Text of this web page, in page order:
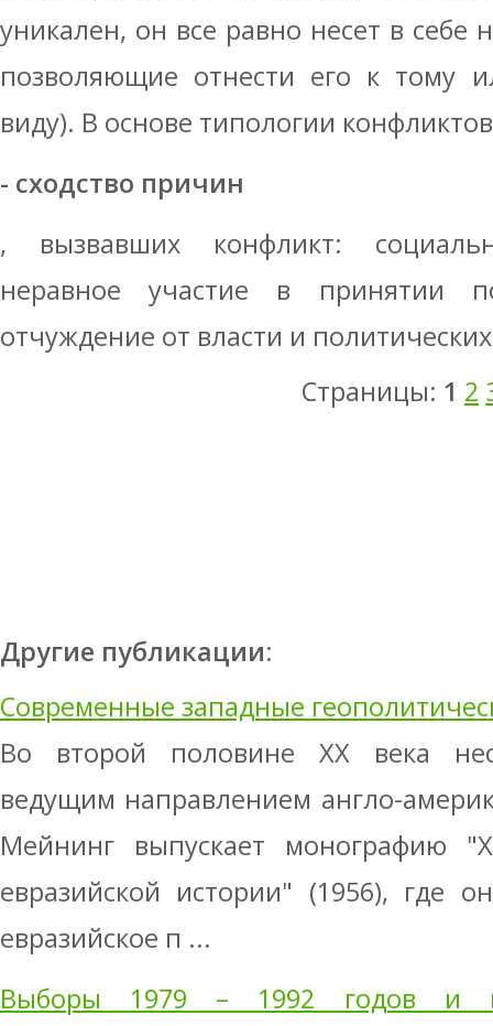
уникален, он все равно несет в
позволяющие отнести его к тому
виду). В основе типологии
- сходство причин
, вызвавших конфликт:
неравное участие в принятии
отчуждение от власти и
Страницы: 1 2
Другие публикации:
Современные западные
Во второй половине XX века
ведущим направлением англо-
Мейнинг выпускает монографию
евразийской истории" (1956), где
евразийское п ...
Выборы 1979 – 1992 годов и